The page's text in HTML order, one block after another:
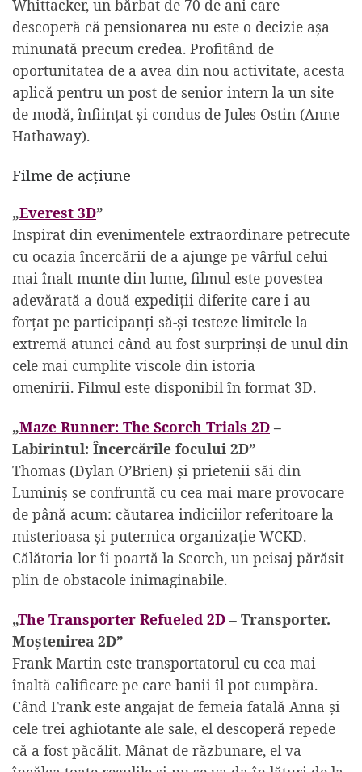
Whittacker, un bărbat de 70 de ani care
descoperă că pensionarea nu este o decizie așa
minunată precum credea. Profitând de
oportunitatea de a avea din nou activitate, acesta
aplică pentru un post de senior intern la un site
de modă, înființat și condus de Jules Ostin (Anne
Hathaway).
Filme de acțiune
„Everest 3D”
Inspirat din evenimentele extraordinare petrecute
cu ocazia încercării de a ajunge pe vârful celui
mai înalt munte din lume, filmul este povestea
adevărată a două expediții diferite care i-au
forțat pe participanți să-și testeze limitele la
extremă atunci când au fost surprinși de unul din
cele mai cumplite viscole din istoria
omenirii. Filmul este disponibil în format 3D.
„Maze Runner: The Scorch Trials 2D –
Labirintul: Încercările focului 2D”
Thomas (Dylan O’Brien) și prietenii săi din
Luminiș se confruntă cu cea mai mare provocare
de până acum: căutarea indiciilor referitoare la
misterioasa și puternica organizație WCKD.
Călătoria lor îi poartă la Scorch, un peisaj părăsit
plin de obstacole inimaginabile.
„The Transporter Refueled 2D – Transporter.
Moștenirea 2D”
Frank Martin este transportatorul cu cea mai
înaltă calificare pe care banii îl pot cumpăra.
Când Frank este angajat de femeia fatală Anna și
cele trei aghiotante ale sale, el descoperă repede
că a fost păcălit. Mânat de răzbunare, el va